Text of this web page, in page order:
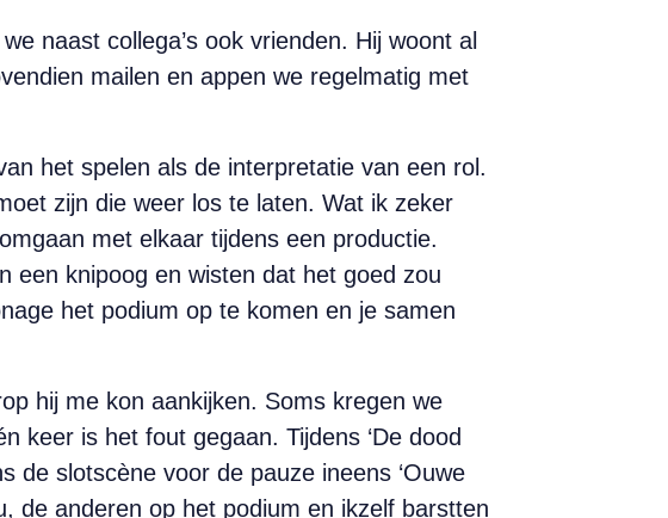
naast collega’s ook vrienden. Hij woont al
mailen en appen we regelmatig met
het spelen als de interpretatie van een rol.
zijn die weer los te laten. Wat ik zeker
met elkaar tijdens een productie.
een knipoog en wisten dat het goed zou
het podium op te komen en je samen
hij me kon aankijken. Soms kregen we
keer is het fout gegaan. Tijdens ‘De dood
de slotscène voor de pauze ineens ‘Ouwe
de anderen op het podium en ikzelf barstten